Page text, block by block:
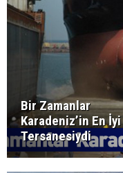
Bir Zamanlar
Karadeniz’in En İyi
Tersanesiydi